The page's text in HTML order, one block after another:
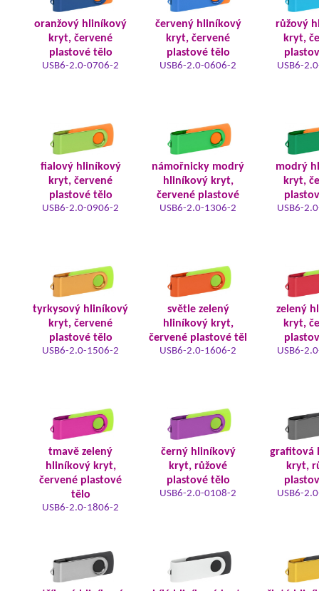
oranžový hliníkový
kryt, červené
plastové tělo
USB6-2.0-0706-2
červený hliníkový
kryt, červené
plastové tělo
USB6-2.0-0606-2
růžový
kryt,
USB6-
fialový hliníkový
kryt, červené
plastové tělo
USB6-2.0-0906-2
námořnicky modrý
hliníkový kryt,
červené plastové
USB6-2.0-1306-2
modrý
kryt,
USB6-
tyrkysový hliníkový
kryt, červené
plastové tělo
USB6-2.0-1506-2
světle zelený
hliníkový kryt,
červené plastové těl
USB6-2.0-1606-2
zelený
kryt,
USB6-
tmavě zelený
hliníkový kryt,
červené plastové
tělo
USB6-2.0-1806-2
černý hliníkový
kryt, růžové
plastové tělo
USB6-2.0-0108-2
grafitová
kryt,
USB6-